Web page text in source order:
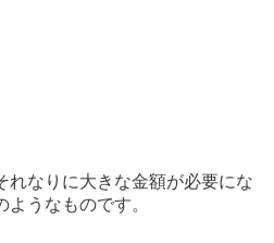
れなりに大きな金額が必要にな
うなものです。